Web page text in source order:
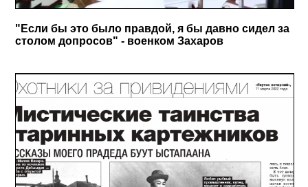
"Если бы это было правдой, я бы давно сидел за
столом допросов" - военком Захаров